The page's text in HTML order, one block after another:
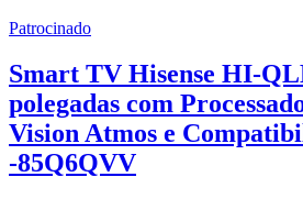
Patrocinado
Smart TV Hisense HI-
polegadas com
Vision Atmos e
-85Q6QVV